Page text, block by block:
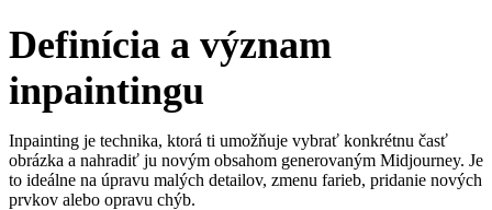
Definícia a význam
inpaintingu
Inpainting je technika, ktorá ti umožňuje vybrať konkrétnu časť
obrázka a nahradiť ju novým obsahom generovaným Midjourney. Je
to ideálne na úpravu malých detailov, zmenu farieb, pridanie nových
prvkov alebo opravu chýb.